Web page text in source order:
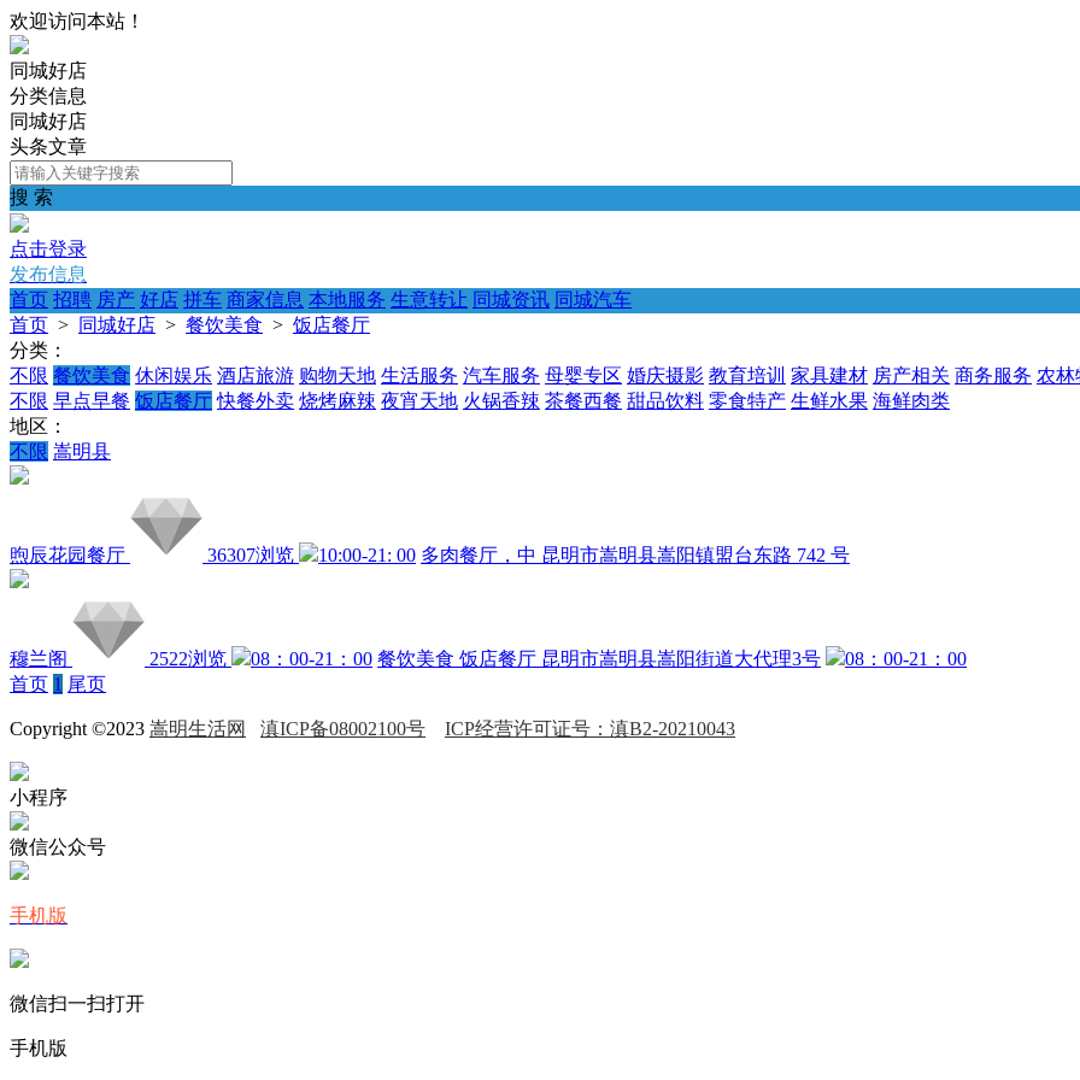
欢迎访问本站！
同城好店
分类信息
同城好店
头条文章
搜 索
点击登录
发布信息
首页 招聘 房产 好店 拼车 商家信息 本地服务 生意转让 同城资讯 同城汽车
首页 > 同城好店 > 餐饮美食 > 饭店餐厅
分类：
不限 餐饮美食 休闲娱乐 酒店旅游 购物天地 生活服务 汽车服务 母婴专区 婚庆摄影 教育培训 家具建材 房产相关 商务服务 农林
不限 早点早餐 饭店餐厅 快餐外卖 烧烤麻辣 夜宵天地 火锅香辣 茶餐西餐 甜品饮料 零食特产 生鲜水果 海鲜肉类
地区：
不限 嵩明县
煦辰花园餐厅 36307浏览 10:00-21: 00 多肉餐厅，中 昆明市嵩明县嵩阳镇盟台东路 742 号
穆兰阁 2522浏览 08：00-21：00 餐饮美食 饭店餐厅 昆明市嵩明县嵩阳街道大代理3号
08：00-21：00
首页 1 尾页
Copyright ©2023 嵩明生活网 滇ICP备08002100号 ICP经营许可证号：滇B2-20210043
小程序
微信公众号
手机版
微信扫一扫打开
手机版